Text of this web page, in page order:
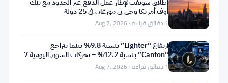
أنتوني
سكاراموتشي
ومايك
نوفوغراتز
إطلاق سويفت لإطار عمل الدفع عبر الحدود مع بنك
أوف أمريكا وجي بي مورغان في 25 دولة
1 دقائق قراءة · Aug 7, 2026
ارتفاع “Lighter” بنسبة 9.8% بينما يتراجع
“Canton” بنسبة 12.2% – تحركات السوق اليومية 7
أغسطس1 دقائق قراءة · Aug 7, 2026